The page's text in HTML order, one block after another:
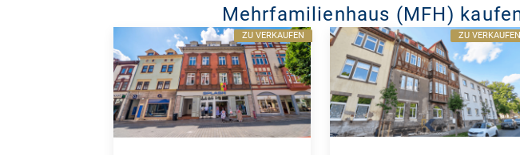
Mehrfamilienhaus (MFH)
ZU VERKAUFEN ZU VERKAUFEN